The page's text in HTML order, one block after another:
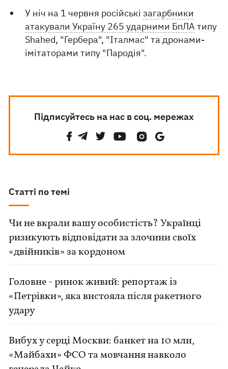
У ніч на 1 червня російськізагарбники
атакували Україну 265 ударними БпЛА типу
Shahed, "Гербера", "Італмас" та дронами-
імітаторами типу "Пародія".
Підписуйтесь на нас в соц. мережах
Статті по темі
Чи не вкрали вашу особистість? Українці
ризикують відповідати за злочини своїх
«двійників» за кордоном
Головне - ринок живий: репортаж із
«Петрівки», яка вистояла після ракетного
удару
Вибух у серці Москви: банкет на 10 млн,
«Майбахи» ФСО та мовчання навколо